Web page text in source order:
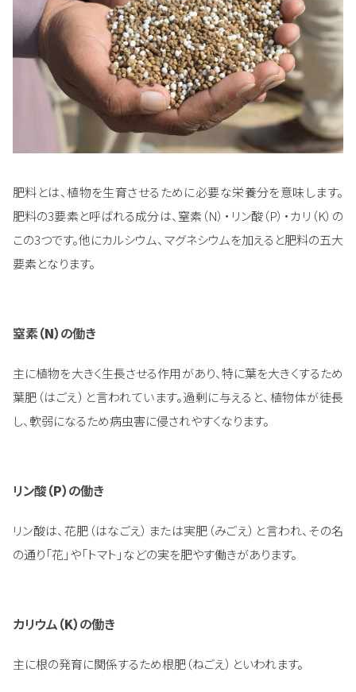
肥料とは、植物を生育させるために必要な栄養分を意味します。
肥料の3要素と呼ばれる成分は、窒素（N）・リン酸（P）・カリ（K）の
この3つです。他にカルシウム、マグネシウムを加えると肥料の五大
要素となります。
窒素（N）の働き
主に植物を大きく生長させる作用があり、特に葉を大きくするため
葉肥（はごえ）と言われています。過剰に与えると、植物体が徒長
し、軟弱になるため病虫害に侵されやすくなります。
リン酸（P）の働き
リン酸は、花肥（はなごえ）または実肥（みごえ）と言われ、その名
の通り「花」や「トマト」などの実を肥やす働きがあります。
カリウム（K）の働き
主に根の発育に関係するため根肥（ねごえ）といわれます。